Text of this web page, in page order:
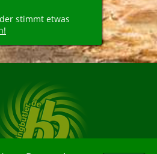
stimmt etwas